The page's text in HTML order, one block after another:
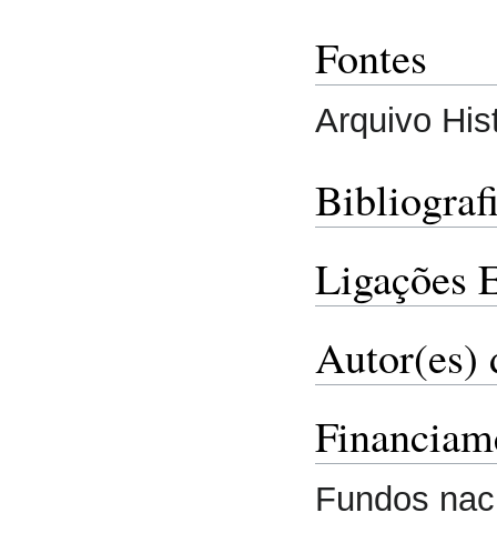
Fontes
Arquivo
Ligações
Autor(es)
Fundos